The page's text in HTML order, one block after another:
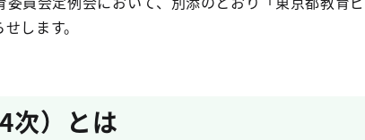
します。
次）とは